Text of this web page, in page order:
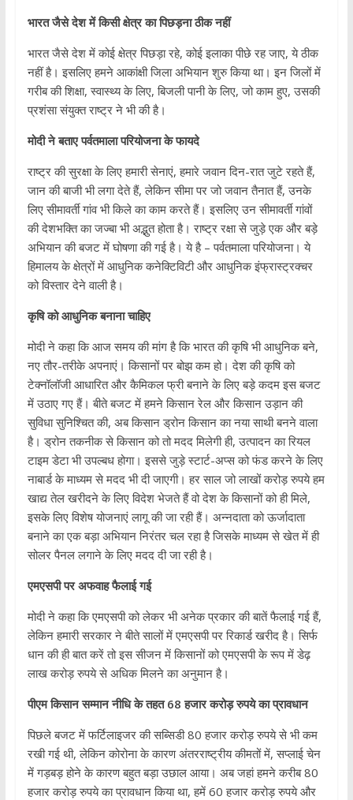
भारत जैसे देश में किसी क्षेत्र का पिछड़ना ठीक नहीं
भारत जैसे देश में कोई क्षेत्र पिछड़ा रहे, कोई इलाका पीछे रह जाए, ये ठीक
नहीं है। इसलिए हमने आकांक्षी जिला अभियान शुरु किया था। इन जिलों में
गरीब की शिक्षा, स्वास्थ्य के लिए, बिजली पानी के लिए, जो काम हुए, उसकी
प्रशंसा संयुक्त राष्ट्र ने भी की है।
मोदी ने बताए पर्वतमाला परियोजना के फायदे
राष्ट्र की सुरक्षा के लिए हमारी सेनाएं, हमारे जवान दिन-रात जुटे रहते हैं,
जान की बाजी भी लगा देते हैं, लेकिन सीमा पर जो जवान तैनात हैं, उनके
लिए सीमावर्ती गांव भी किले का काम करते हैं। इसलिए उन सीमावर्ती गांवों
की देशभक्ति का जज्बा भी अद्भुत होता है। राष्ट्र रक्षा से जुड़े एक और बड़े
अभियान की बजट में घोषणा की गई है। ये है – पर्वतमाला परियोजना। ये
हिमालय के क्षेत्रों में आधुनिक कनेक्टिविटी और आधुनिक इंफ्रास्ट्रक्चर
को विस्तार देने वाली है।
कृषि को आधुनिक बनाना चाहिए
मोदी ने कहा कि आज समय की मांग है कि भारत की कृषि भी आधुनिक बने,
नए तौर-तरीके अपनाएं। किसानों पर बोझ कम हो। देश की कृषि को
टेक्नॉलॉजी आधारित और कैमिकल फ्री बनाने के लिए बड़े कदम इस बजट
में उठाए गए हैं। बीते बजट में हमने किसान रेल और किसान उड़ान की
सुविधा सुनिश्चित की, अब किसान ड्रोन किसान का नया साथी बनने वाला
है। ड्रोन तकनीक से किसान को तो मदद मिलेगी ही, उत्पादन का रियल
टाइम डेटा भी उपल्बध होगा। इससे जुड़े स्टार्ट-अप्स को फंड करने के लिए
नाबार्ड के माध्यम से मदद भी दी जाएगी। हर साल जो लाखों करोड़ रुपये हम
खाद्य तेल खरीदने के लिए विदेश भेजते हैं वो देश के किसानों को ही मिले,
इसके लिए विशेष योजनाएं लागू की जा रही हैं। अन्नदाता को ऊर्जादाता
बनाने का एक बड़ा अभियान निरंतर चल रहा है जिसके माध्यम से खेत में ही
सोलर पैनल लगाने के लिए मदद दी जा रही है।
एमएसपी पर अफवाह फैलाई गई
मोदी ने कहा कि एमएसपी को लेकर भी अनेक प्रकार की बातें फैलाई गई हैं,
लेकिन हमारी सरकार ने बीते सालों में एमएसपी पर रिकार्ड खरीद है। सिर्फ
धान की ही बात करें तो इस सीजन में किसानों को एमएसपी के रूप में डेढ़
लाख करोड़ रुपये से अधिक मिलने का अनुमान है।
पीएम किसान सम्मान नीधि के तहत 68 हजार करोड़ रुपये का प्रावधान
पिछले बजट में फर्टिलाइजर की सब्सिडी 80 हजार करोड़ रुपये से भी कम
रखी गई थी, लेकिन कोरोना के कारण अंतरराष्ट्रीय कीमतों में, सप्लाई चेन
में गड़बड़ होने के कारण बहुत बड़ा उछाल आया। अब जहां हमने करीब 80
हजार करोड़ रुपये का प्रावधान किया था, हमें 60 हजार करोड़ रुपये और